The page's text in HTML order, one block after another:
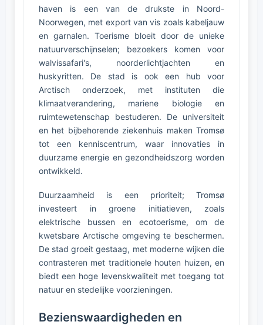
haven is een van de drukste in Noord-
Noorwegen, met export van vis zoals kabeljauw
en garnalen. Toerisme bloeit door de unieke
natuurverschijnselen; bezoekers komen voor
walvissafari's, noorderlichtjachten en
huskyritten. De stad is ook een hub voor
Arctisch onderzoek, met instituten die
klimaatverandering, mariene biologie en
ruimtewetenschap bestuderen. De universiteit
en het bijbehorende ziekenhuis maken Tromsø
tot een kenniscentrum, waar innovaties in
duurzame energie en gezondheidszorg worden
ontwikkeld.
Duurzaamheid is een prioriteit; Tromsø
investeert in groene initiatieven, zoals
elektrische bussen en ecotoerisme, om de
kwetsbare Arctische omgeving te beschermen.
De stad groeit gestaag, met moderne wijken die
contrasteren met traditionele houten huizen, en
biedt een hoge levenskwaliteit met toegang tot
natuur en stedelijke voorzieningen.
Bezienswaardigheden en